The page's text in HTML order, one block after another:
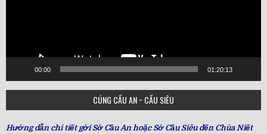
00:00 01:20:13
CÚNG CẦU AN ~ CẦU SIÊU
Hướng dẫn chi tiết gởi Sớ Cầu An hoặc Sớ Cầu Siêu đến Chùa Niết